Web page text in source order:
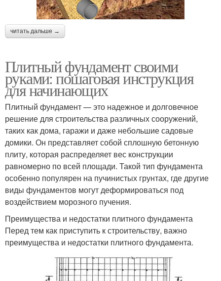
читать дальше →
Плитный фундамент своими
руками: пошаговая инструкция
для начинающих
Плитный фундамент — это надежное и долговечное
решение для строительства различных сооружений,
таких как дома, гаражи и даже небольшие садовые
домики. Он представляет собой сплошную бетонную
плиту, которая распределяет вес конструкции
равномерно по всей площади. Такой тип фундамента
особенно популярен на пучинистых грунтах, где другие
виды фундаментов могут деформироваться под
воздействием морозного пучения.
Преимущества и недостатки плитного фундамента
Перед тем как приступить к строительству, важно
преимущества и недостатки плитного фундамента.